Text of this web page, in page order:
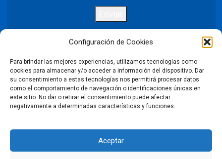
Configuración de Cookies
Para brindar las mejores experiencias, utilizamos tecnologías como
cookies para almacenar y/o acceder a información del dispositivo. Dar
su consentimiento a estas tecnologías nos permitirá procesar datos
como el comportamiento de navegación o identificaciones únicas en
este sitio. No dar o retirar el consentimiento puede afectar
negativamente a determinadas características y funciones.
Aceptar
Política de privacidad Aviso legal
Política de cookies
Declaración de accesibilidad